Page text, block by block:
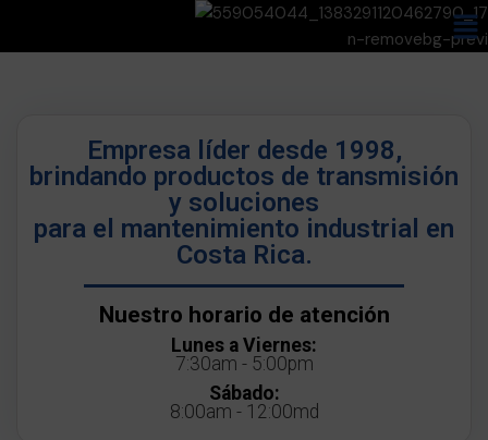
Empresa líder desde 1998,
brindando productos de transmisión
y soluciones
para el mantenimiento industrial en
Costa Rica.
Nuestro horario de atención
Lunes a Viernes:
7:30am - 5:00pm
Sábado:
8:00am - 12:00md